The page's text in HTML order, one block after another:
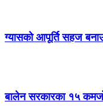
ग्यासको आपूर्ति सहज
बालेन सरकारका १५